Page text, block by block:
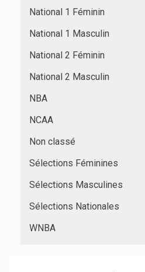
National 1 Féminin
National 1 Masculin
National 2 Féminin
National 2 Masculin
NBA
NCAA
Non classé
Sélections Féminines
Sélections Masculines
Sélections Nationales
WNBA